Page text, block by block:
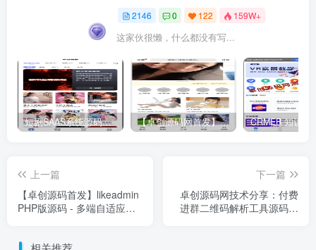
2146 0 122 159W+
这家伙很懒，什么都没有写...
短剧SAAS系统源码｜多端分销+云存储+多租户架构 【卓创源码网首发】全开源视频打赏系统源码｜双模板+代理分站+易支付对接｜API全面修复｜站长盈利利器！​
上一篇
【卓创源码首发】likeadmin
PHP版源码 - 多端自适应开
下一篇
卓创源码网技术分享：付费
进群二维码解析工具源码下